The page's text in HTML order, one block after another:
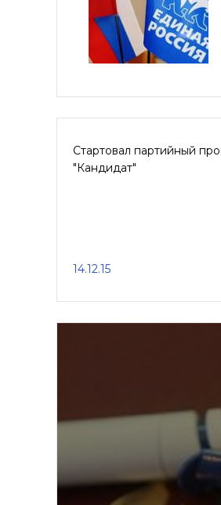
Стартовал партийный
"Кандидат"
14.12.15